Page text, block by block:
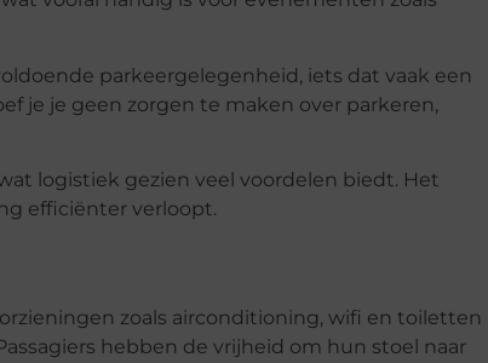
parkeergelegenheid, iets dat vaak een
je je geen zorgen te maken over parkeren,
logistiek gezien veel voordelen biedt. Het
efficiënter verloopt.
zoals airconditioning, wifi en toiletten
hebben de vrijheid om hun stoel naar